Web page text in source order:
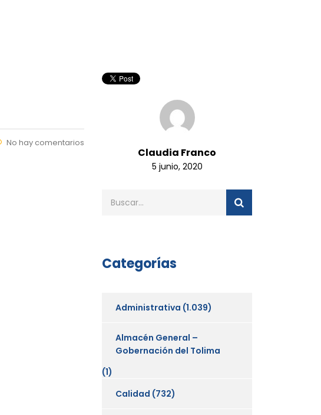
No hay comentarios
Claudia Franco
5 junio, 2020
Categorías
Administrativa (1.039)
Almacén General –
Gobernación del Tolima
(1)
Calidad (732)